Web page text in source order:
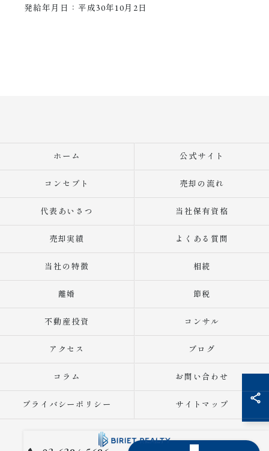
発給年月日：平成30年10月2日
ホーム 公式サイト
コンセプト 売却の流れ
代表あいさつ 当社保有資格
売却実績 よくある質問
当社の特徴 相続
離婚 節税
不動産投資 コンサル
アクセス ブログ
コラム お問い合わせ
プライバシーポリシー サイトマップ